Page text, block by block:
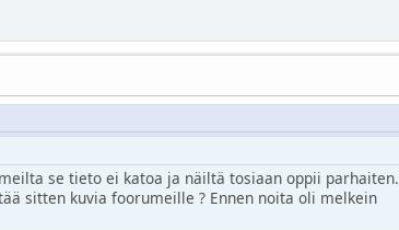
se tieto ei katoa ja näiltä tosiaan oppii parhaiten.
sitten kuvia foorumeille ? Ennen noita oli melkein